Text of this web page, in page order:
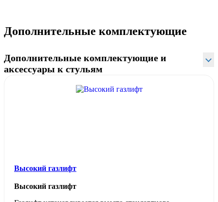
Дополнительные комплектующие
Дополнительные комплектующие и
аксессуары к стульям
Высокий газлифт
Высокий газлифт